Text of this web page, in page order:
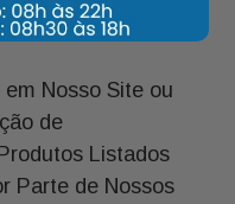
Nosso Site ou
de
Listados
Parte de Nossos